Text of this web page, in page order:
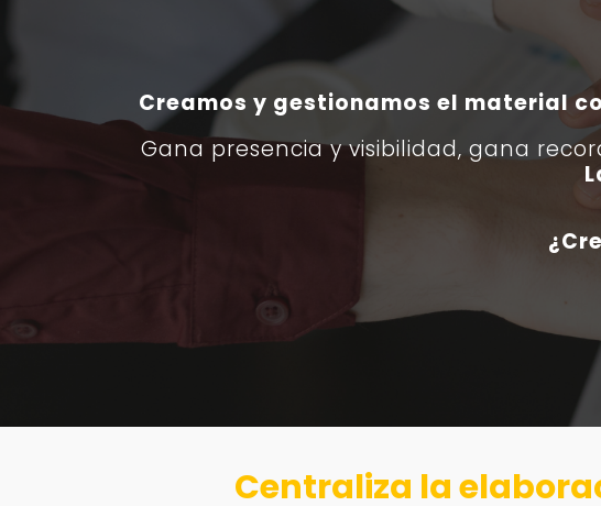
Creamos y gestionamos el material
Gana presencia y visibilidad, gana
Centraliza la